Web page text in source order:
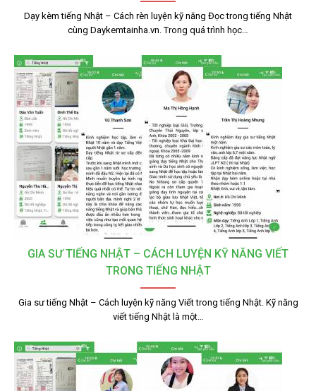
Dạy kèm tiếng Nhật – Cách rèn luyện kỹ năng Đọc trong tiếng Nhật
cùng Daykemtainha.vn. Trong quá trình học…
GIA SƯ TIẾNG NHẬT – CÁCH LUYỆN KỸ NĂNG VIẾT
TRONG TIẾNG NHẬT
Gia sư tiếng Nhật – Cách luyện kỹ năng Viết trong tiếng Nhật. Kỹ năng
viết tiếng Nhật là một…